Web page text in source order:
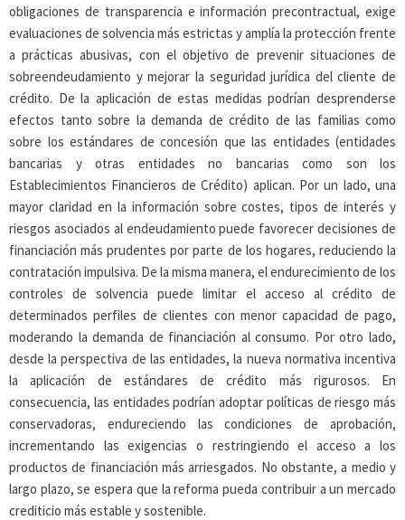
obligaciones de transparencia e información precontractual, exige
evaluaciones de solvencia más estrictas y amplía la protección frente
a prácticas abusivas, con el objetivo de prevenir situaciones de
sobreendeudamiento y mejorar la seguridad jurídica del cliente de
crédito. De la aplicación de estas medidas podrían desprenderse
efectos tanto sobre la demanda de crédito de las familias como
sobre los estándares de concesión que las entidades (entidades
bancarias y otras entidades no bancarias como son los
Establecimientos Financieros de Crédito) aplican. Por un lado, una
mayor claridad en la información sobre costes, tipos de interés y
riesgos asociados al endeudamiento puede favorecer decisiones de
financiación más prudentes por parte de los hogares, reduciendo la
contratación impulsiva. De la misma manera, el endurecimiento de los
controles de solvencia puede limitar el acceso al crédito de
determinados perfiles de clientes con menor capacidad de pago,
moderando la demanda de financiación al consumo. Por otro lado,
desde la perspectiva de las entidades, la nueva normativa incentiva
la aplicación de estándares de crédito más rigurosos. En
consecuencia, las entidades podrían adoptar políticas de riesgo más
conservadoras, endureciendo las condiciones de aprobación,
incrementando las exigencias o restringiendo el acceso a los
productos de financiación más arriesgados. No obstante, a medio y
largo plazo, se espera que la reforma pueda contribuir a un mercado
crediticio más estable y sostenible.